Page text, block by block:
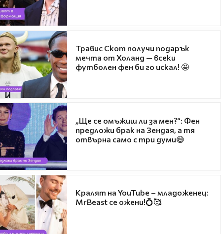
Травис Скот получи подарък
мечта от Холанд — всеки
футболен фен би го искал! 🤩
„Ще се омъжиш ли за мен?“: Фен
предложи брак на Зендая, а тя
отвърна само с три думи😅
Кралят на YouTube – младоженец:
MrBeast се ожени!💍🥰